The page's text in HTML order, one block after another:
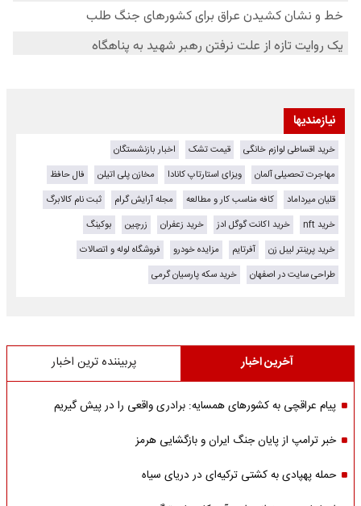
نیازمندیها
خرید اقساطی لوازم خانگی قیمت تشک
اخبار بازنشستگان
مهاجرت تحصیلی آلمان
ویزای استارتاپ کانادا مخازن پلی اتیلن
فال حافظ
قلیان میرداماد
کافه مناسب کار و مطالعه مجله آرایش گرام
ثبت نام کالابرگ
خرید nft
خرید اکانت گوگل ادز خرید زعفران زرچین
بوکینگ
خرید پرینتر لیبل زن
آفرتایم مزایده خودرو
فروشگاه لوله و اتصالات
طراحی سایت در اصفهان
خرید سکه پارسیان گرمی
آخرین اخبار پربیننده ترین اخبار
پیام عراقچی به کشورهای همسایه: برادری واقعی را در پیش گیریم
خبر ترامپ از پایان جنگ ایران و بازگشایی هرمز
حمله پهپادی به کشتی ترکیه‌ای در دریای سیاه